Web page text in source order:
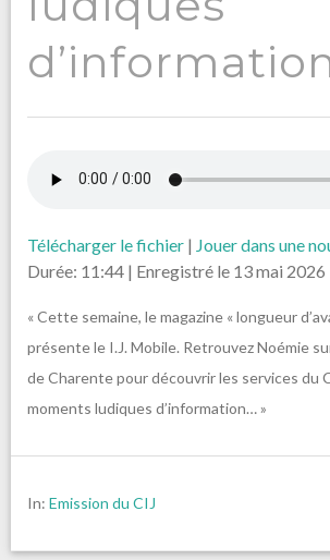
Télécharger le fichier | Jouer dans une
Durée: 11:44 | Enregistré le 13 mai 2026
« Cette semaine, le magazine « longueur
présente le I.J. Mobile. Retrouvez Noémie
de Charente pour découvrir les services du
moments ludiques d’information… »
In: Emission du CIJ